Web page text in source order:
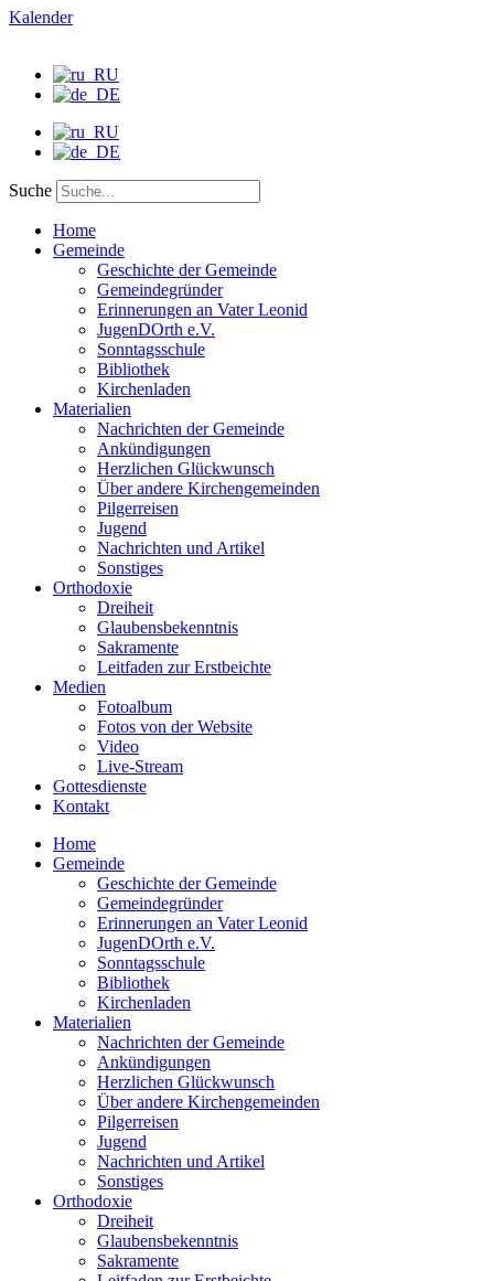
Kalender
Suche
Home
Gemeinde
Geschichte der Gemeinde
Gemeindegründer
Erinnerungen an Vater Leonid
JugenDOrth e.V.
Sonntagsschule
Bibliothek
Kirchenladen
Materialien
Nachrichten der Gemeinde
Ankündigungen
Herzlichen Glückwunsch
Über andere Kirchengemeinden
Pilgerreisen
Jugend
Nachrichten und Artikel
Sonstiges
Orthodoxie
Dreiheit
Glaubensbekenntnis
Sakramente
Leitfaden zur Erstbeichte
Medien
Fotoalbum
Fotos von der Website
Video
Live-Stream
Gottesdienste
Kontakt
Home
Gemeinde
Geschichte der Gemeinde
Gemeindegründer
Erinnerungen an Vater Leonid
JugenDOrth e.V.
Sonntagsschule
Bibliothek
Kirchenladen
Materialien
Nachrichten der Gemeinde
Ankündigungen
Herzlichen Glückwunsch
Über andere Kirchengemeinden
Pilgerreisen
Jugend
Nachrichten und Artikel
Sonstiges
Orthodoxie
Dreiheit
Glaubensbekenntnis
Sakramente